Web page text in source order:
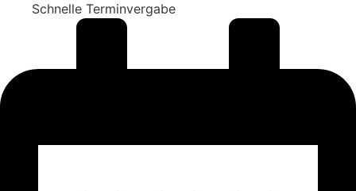
Schnelle Terminvergabe